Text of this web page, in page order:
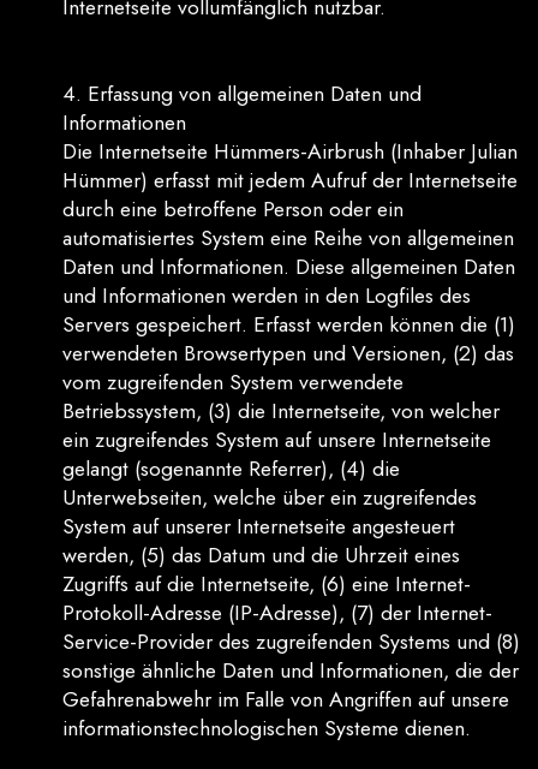
Internetseite vollumfänglich nutzbar.
4. Erfassung von allgemeinen Daten und
Informationen
Die Internetseite Hümmers-Airbrush (Inhaber Julian
Hümmer) erfasst mit jedem Aufruf der Internetseite
durch eine betroffene Person oder ein
automatisiertes System eine Reihe von allgemeinen
Daten und Informationen. Diese allgemeinen Daten
und Informationen werden in den Logfiles des
Servers gespeichert. Erfasst werden können die (1)
verwendeten Browsertypen und Versionen, (2) das
vom zugreifenden System verwendete
Betriebssystem, (3) die Internetseite, von welcher
ein zugreifendes System auf unsere Internetseite
gelangt (sogenannte Referrer), (4) die
Unterwebseiten, welche über ein zugreifendes
System auf unserer Internetseite angesteuert
werden, (5) das Datum und die Uhrzeit eines
Zugriffs auf die Internetseite, (6) eine Internet-
Protokoll-Adresse (IP-Adresse), (7) der Internet-
Service-Provider des zugreifenden Systems und (8)
sonstige ähnliche Daten und Informationen, die der
Gefahrenabwehr im Falle von Angriffen auf unsere
informationstechnologischen Systeme dienen.